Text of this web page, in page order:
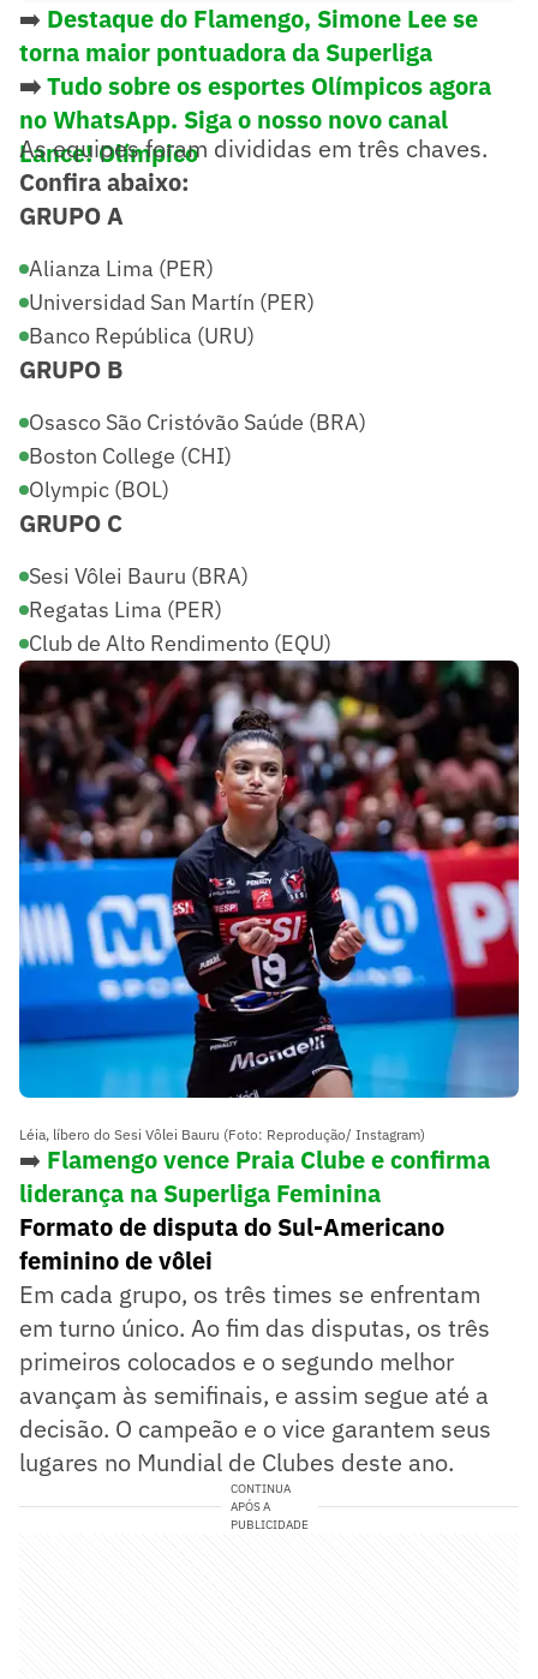
➡️ Destaque do Flamengo, Simone Lee se
torna maior pontuadora da Superliga
➡️Tudo sobre os esportes Olímpicos agora
no WhatsApp. Siga o nosso novo canal
Lance! Olímpico
As equipes foram divididas em três chaves.
Confira abaixo:
GRUPO A
Alianza Lima (PER)
Universidad San Martín (PER)
Banco República (URU)
GRUPO B
Osasco São Cristóvão Saúde (BRA)
Boston College (CHI)
Olympic (BOL)
GRUPO C
Sesi Vôlei Bauru (BRA)
Regatas Lima (PER)
Club de Alto Rendimento (EQU)
Léia, líbero do Sesi Vôlei Bauru (Foto: Reprodução/ Instagram)
➡️ Flamengo vence Praia Clube e confirma
liderança na Superliga Feminina
Formato de disputa do Sul-Americano
feminino de vôlei
Em cada grupo, os três times se enfrentam
em turno único. Ao fim das disputas, os três
primeiros colocados e o segundo melhor
avançam às semifinais, e assim segue até a
decisão. O campeão e o vice garantem seus
lugares no Mundial de Clubes deste ano.
CONTINUA
APÓS A
PUBLICIDADE